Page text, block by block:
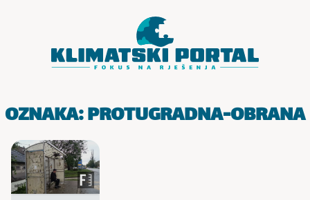
OZNAKA:PROTUGRADNA-OBRANA